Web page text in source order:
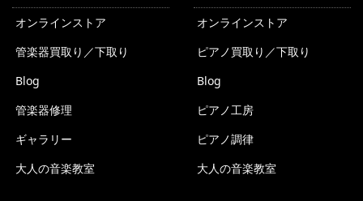
オンラインストア
管楽器買取り／下取り
Blog
管楽器修理
ギャラリー
大人の音楽教室
オンラインストア
ピアノ買取り／下取り
Blog
ピアノ工房
ピアノ調律
大人の音楽教室